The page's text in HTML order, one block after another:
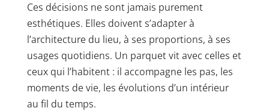
Ces décisions ne sont jamais purement
esthétiques. Elles doivent s’adapter à
l’architecture du lieu, à ses proportions, à ses
usages quotidiens. Un parquet vit avec celles et
ceux qui l’habitent : il accompagne les pas, les
moments de vie, les évolutions d’un intérieur
au fil du temps.